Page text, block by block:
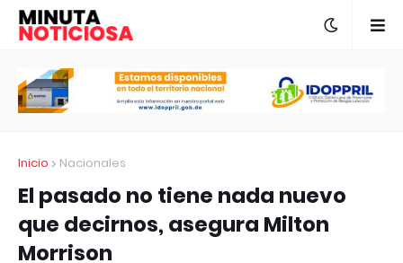
Inicio Nacionales
El pasado no tiene nada nuevo
que decirnos, asegura Milton
Morrison